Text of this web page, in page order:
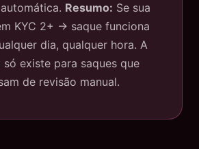
Resumo: Se sua
KYC 2+ → saque funciona
dia, qualquer hora. A
só existe para saques que
de revisão manual.